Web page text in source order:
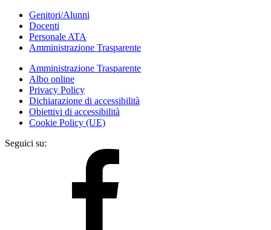
Genitori/Alunni
Docenti
Personale ATA
Amministrazione Trasparente
Amministrazione Trasparente
Albo online
Privacy Policy
Dichiarazione di accessibilità
Obiettivi di accessibilità
Cookie Policy (UE)
Seguici su: